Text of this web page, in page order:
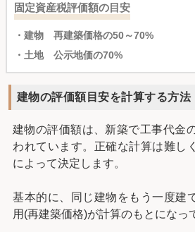
固定資産税評価額の目安
・建物 再建築価格の50～70%
・土地 公示地価の70%
建物の評価額目安を計算する方法
建物の評価額は、新築で工事代金
われています。正確な計算は難し
によって決定します。
基本的に、同じ建物をもう一度建
用(再建築価格)が計算のもとになっ